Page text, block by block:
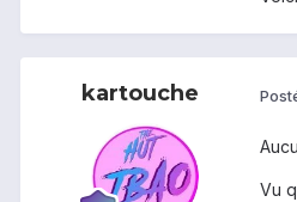
kartouche
Vu